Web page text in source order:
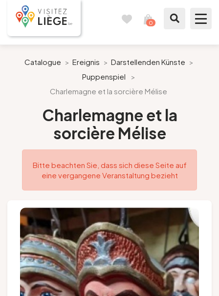
0
Wie ein Bürger von Lüttich
Meinen Aufenthalt vorbereiten
Unsere Vorschläge
Stadt Lüttich
Folgen Sie uns
Presse
Gruppen und Reiseveranstalter
Catalogue > Ereignis > Darstellenden Künste >
Puppenspiel
>
Charlemagne et la sorcière Mélise
Charlemagne et la
sorcière Mélise
Bitte beachten Sie, dass sich diese Seite auf
eine vergangene Veranstaltung bezieht